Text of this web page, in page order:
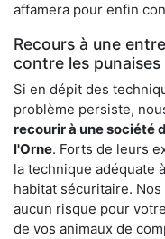
affamera pour enfin
Recours à une
contre les punaises
Si en dépit des
problème persiste,
recourir à une société
l'Orne. Forts de leurs
la technique adéquate
habitat sécuritaire.
aucun risque pour
de vos animaux de